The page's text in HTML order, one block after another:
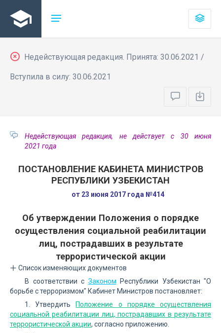
Недействующая редакция. Принята: 30.06.2021 /
Вступила в силу: 30.06.2021
Недействующая редакция, не действует с 30 июня
2021 года
ПОСТАНОВЛЕНИЕ КАБИНЕТА МИНИСТРОВ
РЕСПУБЛИКИ УЗБЕКИСТАН
от 23 июня 2017 года №414
Об утверждении Положения о порядке
осуществления социальной реабилитации
лиц, пострадавших в результате
террористической акции
Список изменяющих документов
В соответствии с Законом Республики Узбекистан "О
борьбе с терроризмом" Кабинет Министров постановляет:
1. Утвердить Положение о порядке осуществления
социальной реабилитации лиц, пострадавших в результате
террористической акции, согласно приложению.